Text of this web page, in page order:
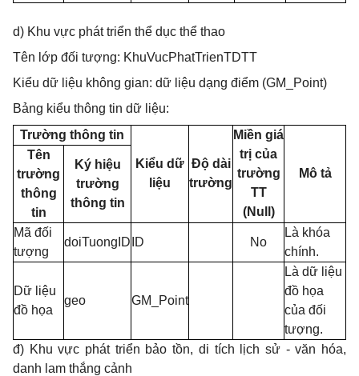
d) Khu vực phát triển thể dục thể thao
Tên lớp đối tượng: KhuVucPhatTrienTDTT
Kiểu dữ liệu không gian: dữ liệu dạng điểm (GM_Point)
Bảng kiểu thông tin dữ liệu:
Trường thông tin
Kiểu dữ
liệu
Độ dài
trường
Miền giá
trị của
trường
TT
(Null)
Mô tả
Tên
trường
thông
tin
Ký hiệu
trường
thông tin
Mã đối
tượng
doiTuongID ID No
Là khóa
chính.
Dữ liệu
đồ họa
geo GM_Point
Là dữ liệu
đồ họa
của đối
tượng.
đ) Khu vực phát triển bảo tồn, di tích lịch sử - văn hóa,
danh lam thắng cảnh